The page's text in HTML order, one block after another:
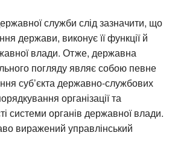
служби слід зазначити, що
держави, виконує її функції й
влади. Отже, державна
погляду являє собою певне
суб’єкта державно-службових
організації та
системи органів державної влади.
виражений управлінський